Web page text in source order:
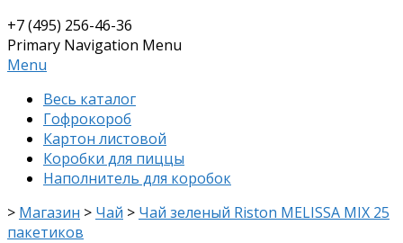
+7 (495) 256-46-36
Primary Navigation Menu
Menu
Весь каталог
Гофрокороб
Картон листовой
Коробки для пиццы
Наполнитель для коробок
> Магазин > Чай > Чай зеленый Riston MELISSA MIX 25
пакетиков